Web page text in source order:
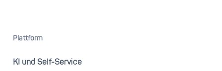
Plattform
KI und Self-Service